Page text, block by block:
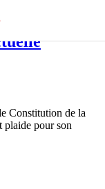
au
Constitution de la
plaide pour son